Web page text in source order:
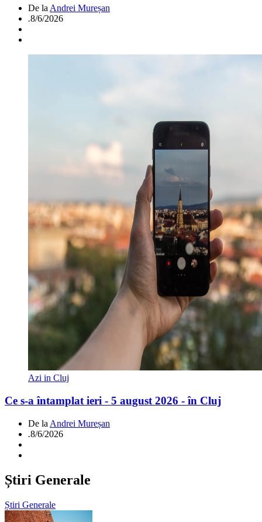
De la Andrei Mureșan
.8/6/2026
Azi in Cluj
Ce s-a întamplat ieri - 5 august 2026 - în Cluj
De la Andrei Mureșan
.8/6/2026
Știri Generale
Știri Generale